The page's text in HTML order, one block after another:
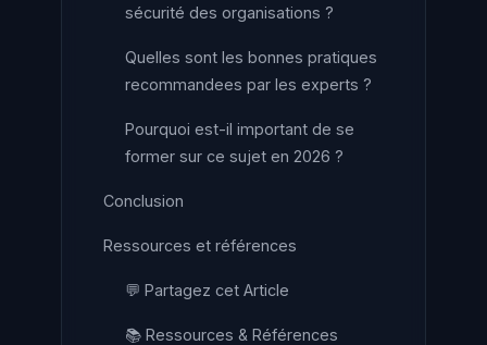
sécurité des organisations ?
Quelles sont les bonnes pratiques
recommandees par les experts ?
Pourquoi est-il important de se
former sur ce sujet en 2026 ?
Conclusion
Ressources et références
💬 Partagez cet Article
📚 Ressources & Références